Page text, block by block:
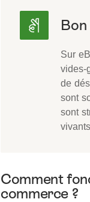
Sur
vides-
de
sont
sont
Comment
commerce ?